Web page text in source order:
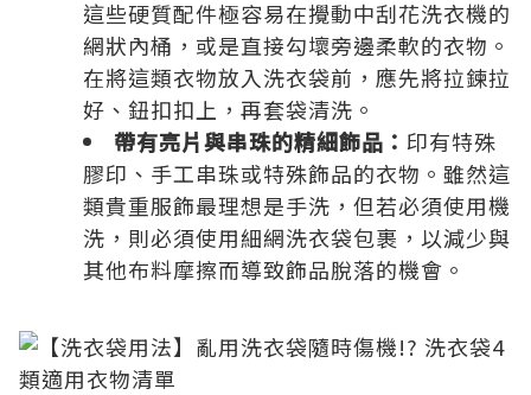
這些硬質配件極容易在攪動中刮花洗衣機的
網狀內桶，或是直接勾壞旁邊柔軟的衣物。
在將這類衣物放入洗衣袋前，應先將拉鍊拉
好、鈕扣扣上，再套袋清洗。
帶有亮片與串珠的精細飾品： 印有特殊
膠印、手工串珠或特殊飾品的衣物。雖然這
類貴重服飾最理想是手洗，但若必須使用機
洗，則必須使用細網洗衣袋包裹，以減少與
其他布料摩擦而導致飾品脫落的機會。